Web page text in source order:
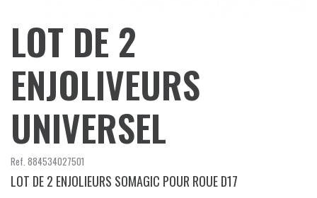
LOT DE 2
ENJOLIVEURS
UNIVERSEL
Ref. 884534027501
LOT DE 2 ENJOLIEURS SOMAGIC POUR ROUE D17